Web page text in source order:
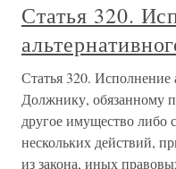
Статья 320.
Статья 320. Исполнение
Должнику, обязанному
другое имущество либо
нескольких действий,
из закона, иных